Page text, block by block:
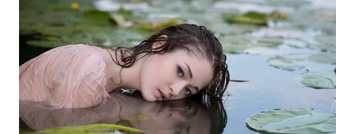
WN
KALSEL
WN
KALTIM